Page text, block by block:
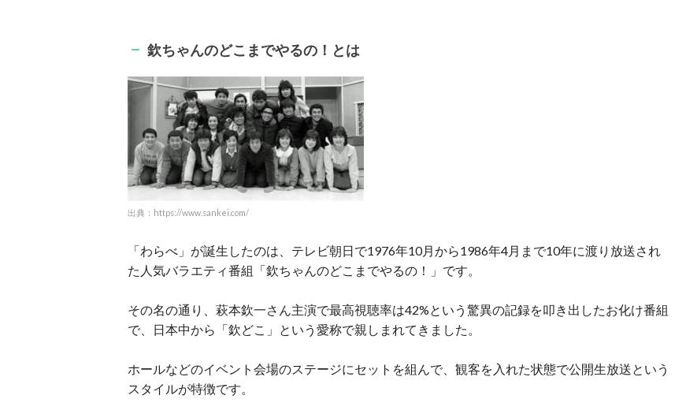
欽ちゃんのどこまでやるの！とは
出典：https://www.sankei.com/
「わらべ」が誕生したのは、テレビ朝日で1976年10月から1986年4月まで10年に渡り放送され
た人気バラエティ番組「欽ちゃんのどこまでやるの！」です。
その名の通り、萩本欽一さん主演で最高視聴率は42%という驚異の記録を叩き出したお化け番組
で、日本中から「欽どこ」という愛称で親しまれてきました。
ホールなどのイベント会場のステージにセットを組んで、観客を入れた状態で公開生放送という
スタイルが特徴です。